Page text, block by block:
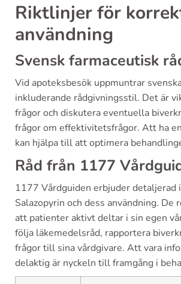
Riktlinjer för
användning
Svensk farmaceutisk
Vid apoteksbesök uppmuntrar
inkluderande rådgivningsstil. Det är
frågor och diskutera eventuella
frågor om effektivitetsfrågor. Att ha
kan hjälpa till att optimera
Råd från 1177
1177 Vårdguiden erbjuder detaljerad
Salazopyrin och dess användning. De
att patienter aktivt deltar i sin egen
följa läkemedelsråd, rapportera
frågor till sina vårdgivare. Att vara
delaktig är nyckeln till framgång i